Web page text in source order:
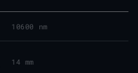
10600 nm
14 mm